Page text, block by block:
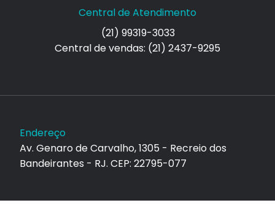
Central de Atendimento
(21) 99319-3033
Central de vendas: (21) 2437-9295
Endereço
Av. Genaro de Carvalho, 1305 - Recreio dos
Bandeirantes - RJ. CEP: 22795-077